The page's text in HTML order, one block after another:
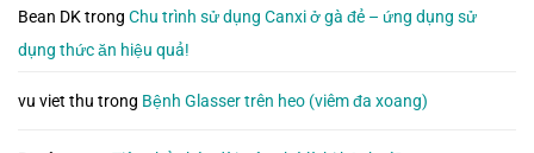
Bean DKtrong Chu trình sử dụng Canxi ở gà đẻ – ứng dụng sử
dụng thức ăn hiệu quả!
vu viet thu trong Bệnh Glasser trên heo (viêm đa xoang)